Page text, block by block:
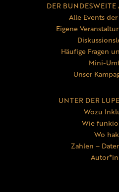
DER
Alle Events
Eigene
Häufige Fragen
Mini-
Unser
UNTER DER
Wozu
Wie
Wo
Zahlen –